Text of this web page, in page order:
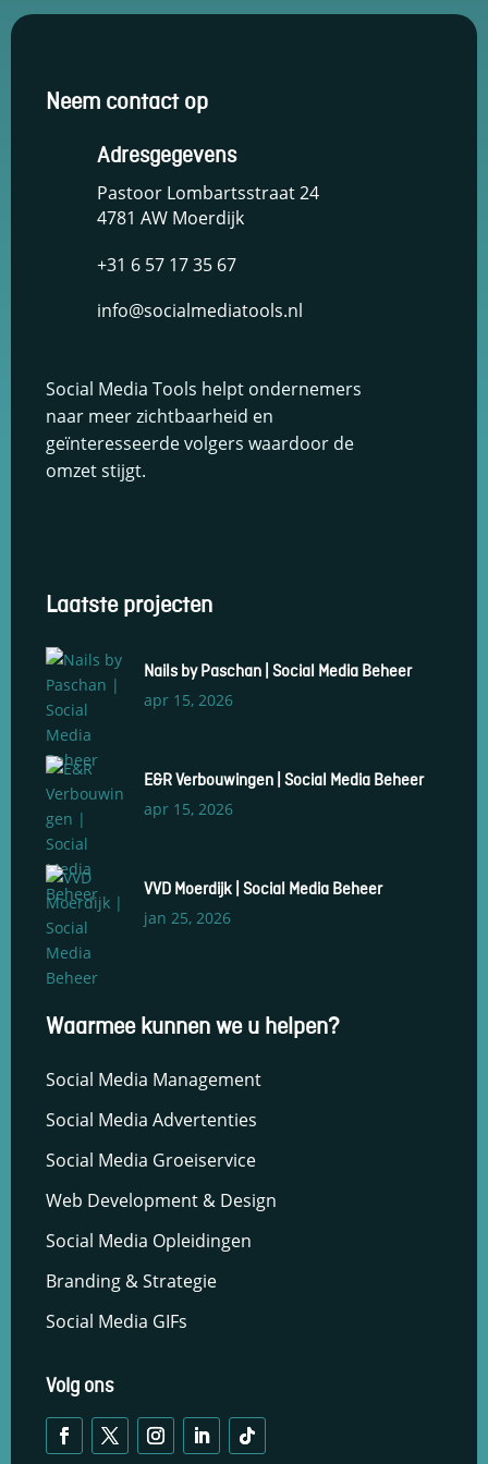
Neem contact op
Adresgegevens
Pastoor Lombartsstraat 24
4781 AW Moerdijk
+31 6 57 17 35 67
info@socialmediatools.nl
Social Media Tools helpt ondernemers
naar meer zichtbaarheid en
geïnteresseerde volgers waardoor de
omzet stijgt.
Laatste projecten
Nails by Paschan | Social Media Beheer
apr 15, 2026
E&R Verbouwingen | Social Media Beheer
apr 15, 2026
VVD Moerdijk | Social Media Beheer
jan 25, 2026
Waarmee kunnen we u helpen?
Social Media Management
Social Media Advertenties
Social Media Groeiservice
Web Development & Design
Social Media Opleidingen
Branding & Strategie
Social Media GIFs
Volg ons
en om
te voeren.